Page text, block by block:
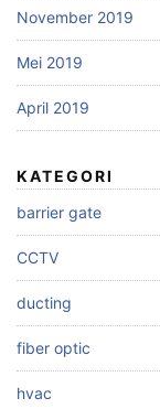
November 2019
Mei 2019
April 2019
KATEGORI
barrier gate
CCTV
ducting
fiber optic
hvac